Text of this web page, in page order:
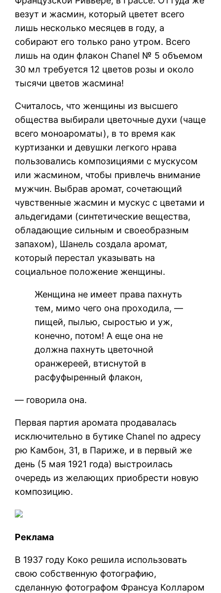
везут и жасмин, который цветет всего
лишь несколько месяцев в году, а
собирают его только рано утром. Всего
лишь на один флакон Chanel № 5 объемом
30 мл требуется 12 цветов розы и около
тысячи цветов жасмина!
Считалось, что женщины из высшего
общества выбирали цветочные духи (чаще
всего моноароматы), в то время как
куртизанки и девушки легкого нрава
пользовались композициями с мускусом
или жасмином, чтобы привлечь внимание
мужчин. Выбрав аромат, сочетающий
чувственные жасмин и мускус с цветами и
альдегидами (синтетические вещества,
обладающие сильным и своеобразным
запахом), Шанель создала аромат,
который перестал указывать на
социальное положение женщины.
Женщина не имеет права пахнуть
тем, мимо чего она проходила, —
пищей, пылью, сыростью и уж,
конечно, потом! А еще она не
должна пахнуть цветочной
оранжереей, втиснутой в
расфуфыренный флакон,
— говорила она.
Первая партия аромата продавалась
исключительно в бутике Chanel по адресу
рю Камбон, 31, в Париже, и в первый же
день (5 мая 1921 года) выстроилась
очередь из желающих приобрести новую
композицию.
Реклама
В 1937 году Коко решила использовать
свою собственную фотографию,
сделанную фотографом Франсуа Колларом